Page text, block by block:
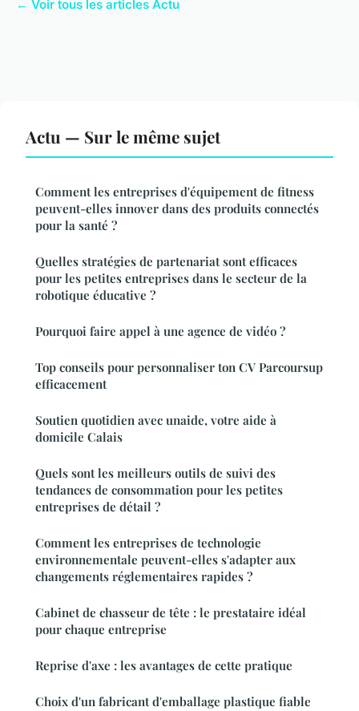
← Voir tous les articles Actu
Actu — Sur le même sujet
Comment les entreprises d'équipement de fitness
peuvent-elles innover dans des produits connectés
pour la santé ?
Quelles stratégies de partenariat sont efficaces
pour les petites entreprises dans le secteur de la
robotique éducative ?
Pourquoi faire appel à une agence de vidéo ?
Top conseils pour personnaliser ton CV Parcoursup
efficacement
Soutien quotidien avec unaide, votre aide à
domicile Calais
Quels sont les meilleurs outils de suivi des
tendances de consommation pour les petites
entreprises de détail ?
Comment les entreprises de technologie
environnementale peuvent-elles s'adapter aux
changements réglementaires rapides ?
Cabinet de chasseur de tête : le prestataire idéal
pour chaque entreprise
Reprise d'axe : les avantages de cette pratique
Choix d'un fabricant d'emballage plastique fiable